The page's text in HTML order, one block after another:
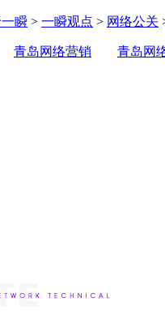
瞬 > 一瞬观点 > 网络公关
青岛网络营销 青岛网